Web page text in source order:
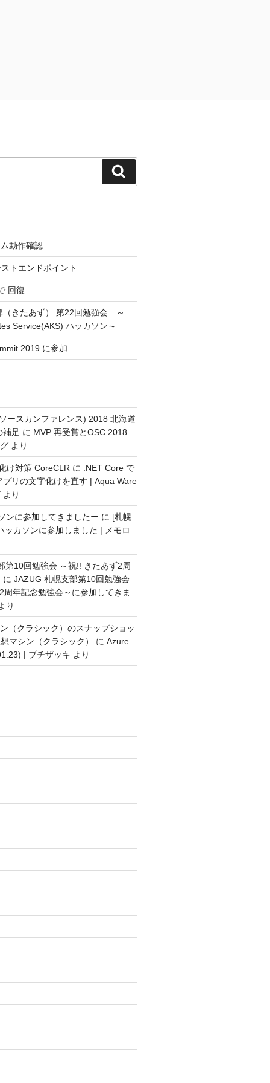
索
動作確認
トエンドポイント
回復
（きたあず） 第22回勉強会 ～
Service(AKS) ハッカソン～
2019 に参加
ースカンファレンス) 2018 北海道
補足 に MVP 再受賞とOSC 2018
より
け対策 CoreCLRに .NET Core で
プリの文字化けを直す | Aqua Ware
より
ンに参加してきましたー に [札幌
ッカソンに参加しました | メモロ
第10回勉強会 ～祝!! きたあず2周
に JAZUG 札幌支部第10回勉強会
周年記念勉強会～に参加してきま
り
（クラシック）のスナップショッ
マシン（クラシック）
に Azure
| ブチザッキ より